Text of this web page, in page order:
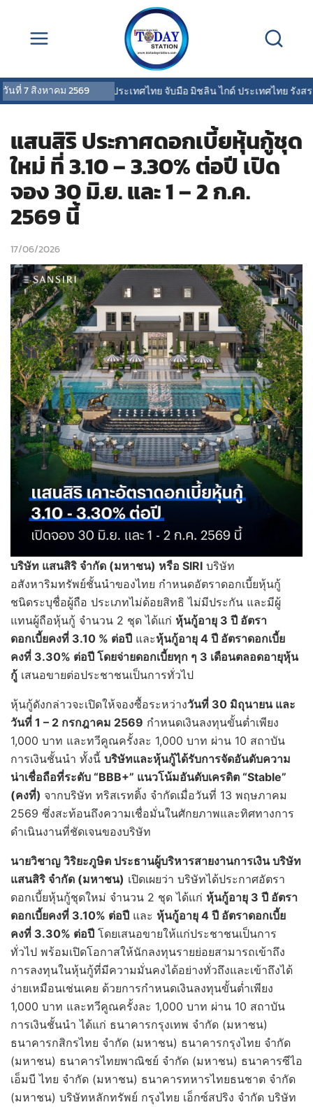
วันที่7 สิงหาคม 2569
พรูเด็นเชียล ประเทศไทย จับมือ มิชลิน ไกด์ ประเทศไทย รังสร
แสนสิริ ประกาศดอกเบี้ยหุ้นกู้ชุด
ใหม่ ที่ 3.10 – 3.30% ต่อปี เปิด
จอง 30 มิ.ย. และ 1 – 2 ก.ค.
2569 นี้
17/06/2026
บริษัท แสนสิริ จำกัด (มหาชน) หรือ SIRI บริษัท
อสังหาริมทรัพย์ชั้นนำของไทย กำหนดอัตราดอกเบี้ยหุ้นกู้
ชนิดระบุชื่อผู้ถือ ประเภทไม่ด้อยสิทธิ ไม่มีประกัน และมีผู้
แทนผู้ถือหุ้นกู้ จำนวน 2 ชุด ได้แก่ หุ้นกู้อายุ 3 ปี อัตรา
ดอกเบี้ยคงที่ 3.10 % ต่อปี และหุ้นกู้อายุ 4 ปี อัตราดอกเบี้ย
คงที่ 3.30% ต่อปี โดยจ่ายดอกเบี้ยทุก ๆ 3 เดือนตลอดอายุหุ้น
กู้ เสนอขายต่อประชาชนเป็นการทั่วไป
หุ้นกู้ดังกล่าวจะเปิดให้จองซื้อระหว่างวันที่ 30 มิถุนายน และ
วันที่ 1 – 2 กรกฎาคม 2569 กำหนดเงินลงทุนขั้นต่ำเพียง
1,000 บาท และทวีคูณครั้งละ 1,000 บาท ผ่าน 10 สถาบัน
การเงินชั้นนำ ทั้งนี้ บริษัทและหุ้นกู้ได้รับการจัดอันดับความ
น่าเชื่อถือที่ระดับ “BBB+” แนวโน้มอันดับเครดิต “Stable”
(คงที่) จากบริษัท ทริสเรทติ้ง จำกัดเมื่อวันที่ 13 พฤษภาคม
2569 ซึ่งสะท้อนถึงความเชื่อมั่นในศักยภาพและทิศทางการ
ดำเนินงานที่ชัดเจนของบริษัท
นายวิชาญ วิริยะภูษิต ประธานผู้บริหารสายงานการเงิน บริษัท
แสนสิริ จำกัด (มหาชน) เปิดเผยว่า บริษัทได้ประกาศอัตรา
ดอกเบี้ยหุ้นกู้ชุดใหม่ จำนวน 2 ชุด ได้แก่ หุ้นกู้อายุ 3 ปี อัตรา
ดอกเบี้ยคงที่ 3.10% ต่อปี และ หุ้นกู้อายุ 4 ปี อัตราดอกเบี้ย
คงที่ 3.30% ต่อปี โดยเสนอขายให้แก่ประชาชนเป็นการ
ทั่วไป พร้อมเปิดโอกาสให้นักลงทุนรายย่อยสามารถเข้าถึง
การลงทุนในหุ้นกู้ที่มีความมั่นคงได้อย่างทั่วถึงและเข้าถึงได้
ง่ายเหมือนเช่นเคย ด้วยการกำหนดเงินลงทุนขั้นต่ำเพียง
1,000 บาท และทวีคูณครั้งละ 1,000 บาท ผ่าน 10 สถาบัน
การเงินชั้นนำ ได้แก่ ธนาคารกรุงเทพ จำกัด (มหาชน)
ธนาคารกสิกรไทย จำกัด (มหาชน) ธนาคารกรุงไทย จำกัด
(มหาชน) ธนาคารไทยพาณิชย์ จำกัด (มหาชน) ธนาคารซีไอ
เอ็มบี ไทย จำกัด (มหาชน) ธนาคารทหารไทยธนชาต จำกัด
(มหาชน) บริษัทหลักทรัพย์ กรุงไทย เอ็กซ์สปริง จำกัด บริษัท